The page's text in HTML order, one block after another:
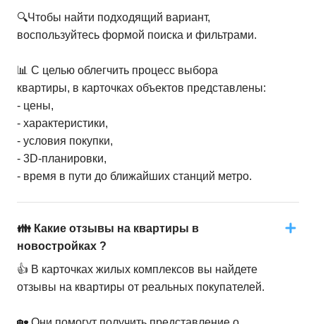
🔍Чтобы найти подходящий вариант,
воспользуйтесь формой поиска и фильтрами.
📊 С целью облегчить процесс выбора
квартиры, в карточках объектов представлены:
- цены,
- характеристики,
- условия покупки,
- 3D-планировки,
- время в пути до ближайших станций метро.
👪 Какие отзывы на квартиры в
новостройках ?
👍 В карточках жилых комплексов вы найдете
отзывы на квартиры от реальных покупателей.